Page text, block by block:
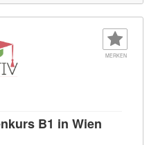
MERKEN
B1 in Wien